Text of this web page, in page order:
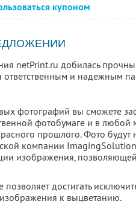
купоном
netPrint.ru добилась
ответственным и надежным
фотографий вы сможете
фотобумаге и в любой
прошлого. Фото
компании
изображения,
достигать
к выцветанию.